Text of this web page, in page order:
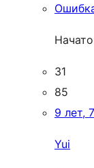
31
85
9 лет,
Yui